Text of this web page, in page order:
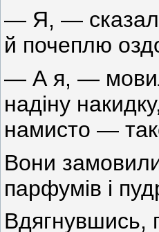
— Я, —
й почеплю
— А я, —
надіну
намисто —
Вони
парфумів і
Вдягнувшись,